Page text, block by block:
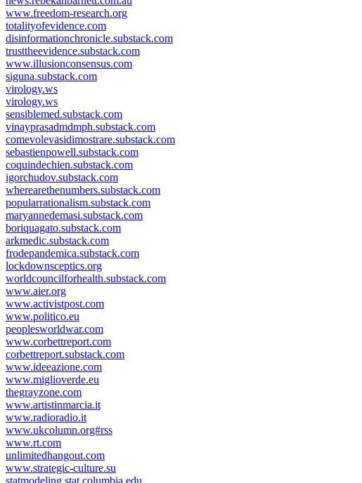
www.freedom-research.org
totalityofevidence.com
disinformationchronicle.substack.com
trusttheevidence.substack.com
www.illusionconsensus.com
siguna.substack.com
virology.ws
virology.ws
sensiblemed.substack.com
vinayprasadmdmph.substack.com
comevolevasidimostrare.substack.com
sebastienpowell.substack.com
coquindechien.substack.com
igorchudov.substack.com
wherearethenumbers.substack.com
popularrationalism.substack.com
maryannedemasi.substack.com
boriquagato.substack.com
arkmedic.substack.com
frodepandemica.substack.com
lockdownsceptics.org
worldcouncilforhealth.substack.com
www.aier.org
www.activistpost.com
www.politico.eu
peoplesworldwar.com
www.corbettreport.com
corbettreport.substack.com
www.ideeazione.com
www.miglioverde.eu
thegrayzone.com
www.artistinmarcia.it
www.radioradio.it
www.ukcolumn.org#rss
www.rt.com
unlimitedhangout.com
www.strategic-culture.su
statmodeling.stat.columbia.edu